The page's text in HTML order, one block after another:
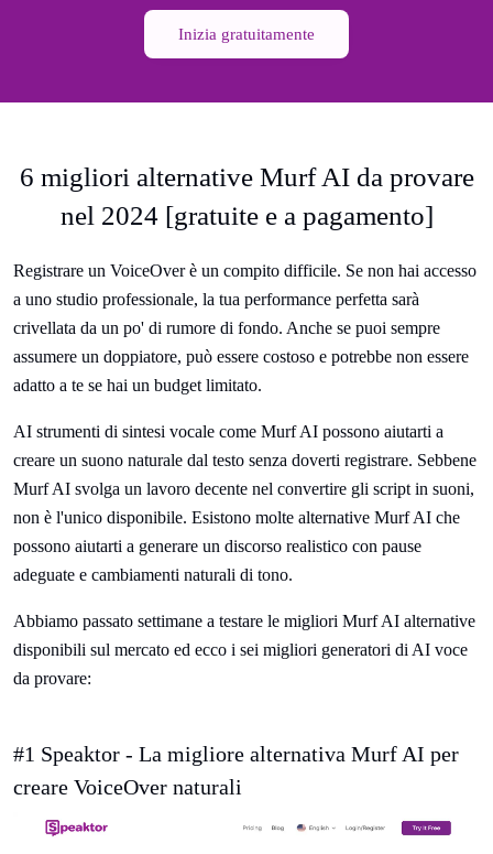
Inizia gratuitamente
6 migliori alternative Murf AI da provare
nel 2024 [gratuite e a pagamento]
Registrare un VoiceOver è un compito difficile. Se non hai accesso
a uno studio professionale, la tua performance perfetta sarà
crivellata da un po' di rumore di fondo. Anche se puoi sempre
assumere un doppiatore, può essere costoso e potrebbe non essere
adatto a te se hai un budget limitato.
AI strumenti di sintesi vocale come Murf AI possono aiutarti a
creare un suono naturale dal testo senza doverti registrare. Sebbene
Murf AI svolga un lavoro decente nel convertire gli script in suoni,
non è l'unico disponibile. Esistono molte alternative Murf AI che
possono aiutarti a generare un discorso realistico con pause
adeguate e cambiamenti naturali di tono.
Abbiamo passato settimane a testare le migliori Murf AI alternative
disponibili sul mercato ed ecco i sei migliori generatori di AI voce
da provare:
#1 Speaktor - La migliore alternativa Murf AI per
creare VoiceOver naturali